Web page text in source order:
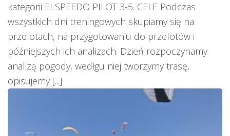
kategorii El SPEEDO PILOT 3-5. CELE Podczas
wszystkich dni treningowych skupiamy się na
przelotach, na przygotowaniu do przelotów i
późniejszych ich analizach. Dzień rozpoczynamy
analizą pogody, wedłgu niej tworzymy trasę,
opisujemy [...]